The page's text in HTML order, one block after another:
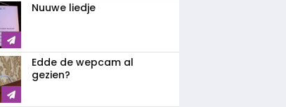
Nuuwe liedje
Edde de wepcam al
gezien?